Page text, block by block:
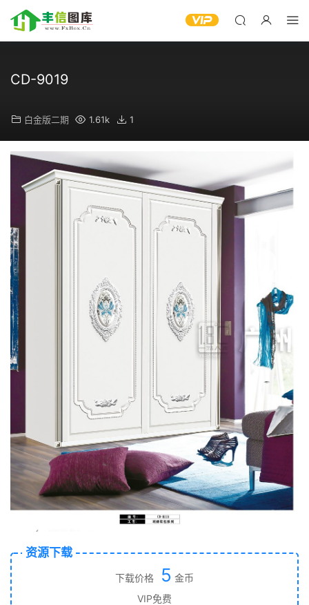
CD-9019
白金版二期 1.61k 1
资源下载
下载价格 5 金币
VIP免费